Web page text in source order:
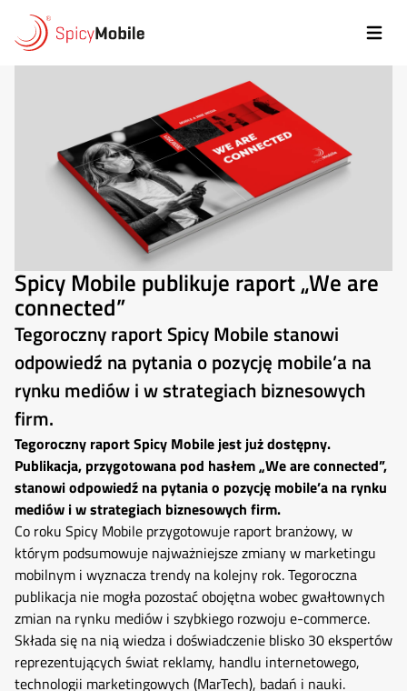
Przejdź do treści
Spicy Mobile publikuje raport „We are
connected”
Tegoroczny raport Spicy Mobile stanowi
odpowiedź na pytania o pozycję mobile’a na
rynku mediów i w strategiach biznesowych
firm.
Tegoroczny raport Spicy Mobile jest już dostępny.
Publikacja, przygotowana pod hasłem „We are connected”,
stanowi odpowiedź na pytania o pozycję mobile’a na rynku
mediów i w strategiach biznesowych firm.
Co roku Spicy Mobile przygotowuje raport branżowy, w
którym podsumowuje najważniejsze zmiany w marketingu
mobilnym i wyznacza trendy na kolejny rok. Tegoroczna
publikacja nie mogła pozostać obojętna wobec gwałtownych
zmian na rynku mediów i szybkiego rozwoju e-commerce.
Składa się na nią wiedza i doświadczenie blisko 30 ekspertów
reprezentujących świat reklamy, handlu internetowego,
technologii marketingowych (MarTech), badań i nauki.